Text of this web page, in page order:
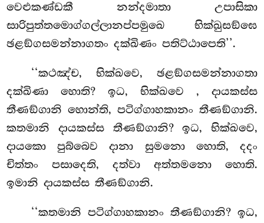
වෙළුකණ්ඩකී නන්දමාතා උපාසිකා
සාරිපුත්තමොග්ගල්ලානප්පමුඛෙ භික්ඛුසඞ්ඝෙ
ඡළඞ්ගසමන්නාගතං දක්ඛිණං පතිට්ඨාපෙති’’.
‘‘කථඤ්ච, භික්ඛවෙ, ඡළඞ්ගසමන්නාගතා
දක්ඛිණා හොති? ඉධ, භික්ඛවෙ , දායකස්ස
තීණඞ්ගානි හොන්ති, පටිග්ගාහකානං තීණඞ්ගානි.
කතමානි දායකස්ස තීණඞ්ගානි? ඉධ, භික්ඛවෙ,
දායකො පුබ්බෙව දානා සුමනො හොති, දදං
චිත්තං පසාදෙති, දත්වා අත්තමනො හොති.
ඉමානි දායකස්ස තීණඞ්ගානි.
‘‘කතමානි පටිග්ගාහකානං තීණඞ්ගානි? ඉධ,